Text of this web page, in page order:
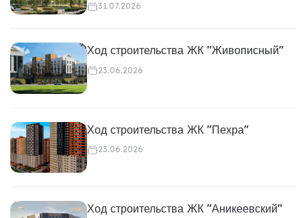
31.07.2026
Ход строительства ЖК "Живописный"
23.06.2026
Ход строительства ЖК "Пехра"
23.06.2026
Ход строительства ЖК "Аникеевский"